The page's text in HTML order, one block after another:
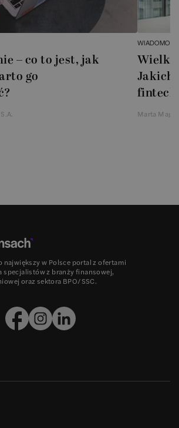
– co to jest, jak
go
Jakich
Marta
największy w Polsce portal z ofertami
specjalistów z branży finansowej,
oraz sektora BPO/SSC.